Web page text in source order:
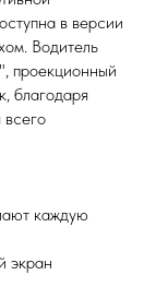
в версии
Водитель
проекционный
благодаря
всего
каждую
экран